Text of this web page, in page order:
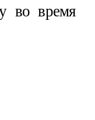
во время